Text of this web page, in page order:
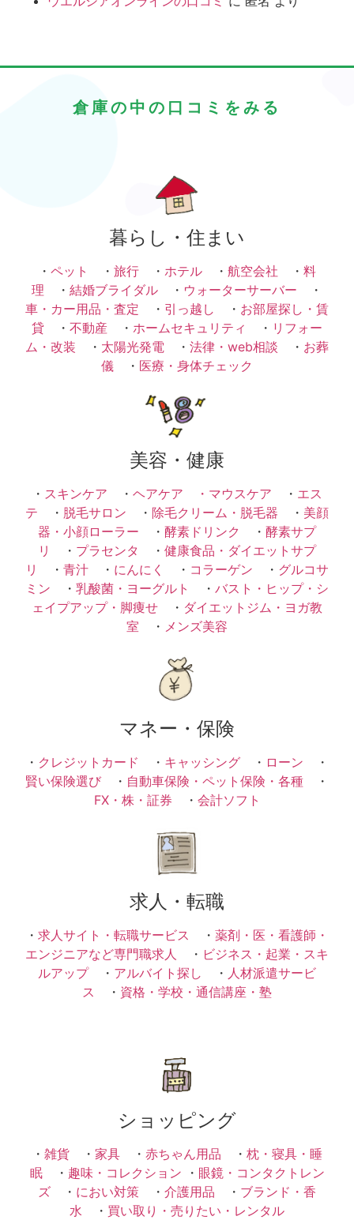
倉庫の中の口コミをみる
暮らし・住まい
・ ペット ・ 旅行 ・ ホテル ・ 航空会社 ・ 料
理 ・ 結婚ブライダル ・ ウォーターサーバー ・
車・カー用品・査定 ・ 引っ越し ・ お部屋探し・賃
貸 ・ 不動産 ・ ホームセキュリティ ・ リフォー
ム・改装 ・ 太陽光発電 ・ 法律・web相談 ・ お葬
儀 ・ 医療・身体チェック
美容・健康
・ スキンケア ・ ヘアケア ・ マウスケア ・ エス
テ ・ 脱毛サロン ・ 除毛クリーム・脱毛器 ・ 美顔
器・小顔ローラー ・ 酵素ドリンク ・ 酵素サプ
リ
・ プラセンタ ・ 健康食品・ダイエットサプ
リ
・ 青汁 ・ にんにく ・ コラーゲン ・ グルコサ
ミン ・ 乳酸菌・ヨーグルト ・ バスト・ヒップ・シ
ェイプアップ・脚痩せ ・ ダイエットジム・ヨガ教
室 ・ メンズ美容
マネー・保険
・ クレジットカード ・ キャッシング ・ ローン ・
賢い保険選び ・ 自動車保険・ペット保険・各種 ・
FX・株・証券 ・ 会計ソフト
求人・転職
・ 求人サイト・転職サービス ・ 薬剤・医・看護師・
エンジニアなど専門職求人
・ ビジネス・起業・スキ
ルアップ・ アルバイト探し ・ 人材派遣サービ
ス ・ 資格・学校・通信講座・塾
ショッピング
・ 雑貨 ・ 家具 ・ 赤ちゃん用品 ・ 枕・寝具・睡
眠・ 趣味・コレクション ・ 眼鏡・コンタクトレン
ズ ・ におい対策 ・ 介護用品 ・ ブランド・香
水 ・ 買い取り・売りたい・レンタル